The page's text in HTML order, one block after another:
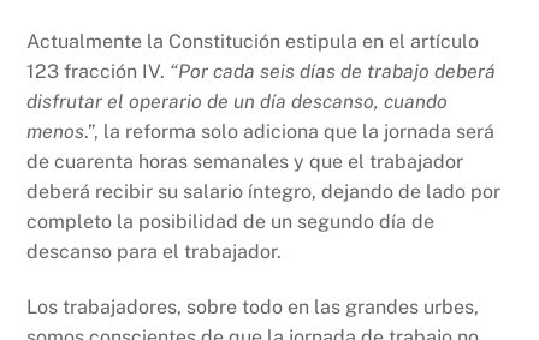
Actualmente la Constitución estipula en el artículo
123 fracción IV. “Por cada seis días de trabajo deberá
disfrutar el operario de un día descanso, cuando
menos.”, la reforma solo adiciona que la jornada será
de cuarenta horas semanales y que el trabajador
deberá recibir su salario íntegro, dejando de lado por
completo la posibilidad de un segundo día de
descanso para el trabajador.
Los trabajadores, sobre todo en las grandes urbes,